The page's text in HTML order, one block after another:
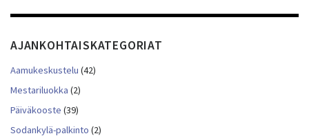
AJANKOHTAISKATEGORIAT
Aamukeskustelu (42)
Mestariluokka (2)
Päiväkooste (39)
Sodankylä-palkinto (2)